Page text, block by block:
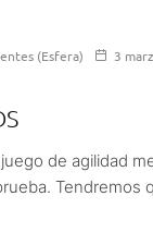
(Esfera)
3
de agilidad
Tendremos